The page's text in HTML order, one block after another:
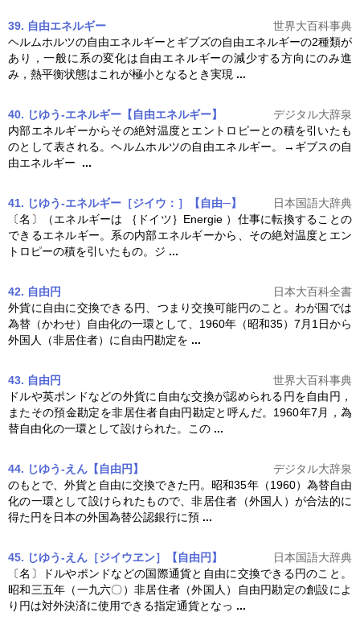
39. 自由エネルギー
世界大百科事典
ヘルムホルツの自由エネルギーとギブズの自由エネルギーの2種類が
あり，一般に系の変化は 自由エネルギーの減少する方向にのみ進
み，熱平衡状態はこれが極小となるとき実現 ...
40. じゆう‐エネルギー【自由エネルギー】
デジタル大辞泉
内部エネルギーからその絶対温度とエントロピーとの積を引いたも
のとして表される。ヘルムホルツの自由エネルギー。→ギブスの自
由エネルギー ...
41. じゆう‐エネルギー［ジイウ：］【自由─】
日本国語大辞典
〔名〕（エネルギーは ｛ドイツ｝Energie ）仕事に転換することの
できるエネルギー。系の内部エネルギーから、その絶対温度とエン
トロピーの積を引いたもの。ジ ...
42. 自由円
日本大百科全書
外貨に 自由に交換できる円、つまり交換可能円のこと。わが国では
為替（かわせ）
自由化の一環として、1960年（昭和35）7月1日から
外国人（非居住者）に 自由円勘定を ...
43. 自由円
世界大百科事典
ドルや英ポンドなどの外貨に 自由な交換が認められる円を自由円，
またその預金勘定を非居住者自由円勘定と呼んだ。1960年7月，為
替自由化の一環として設けられた。この ...
44. じゆう‐えん【自由円】
デジタル大辞泉
のもとで、外貨と 自由に交換できた円。昭和35年（1960）為替自由
化の一環として設けられたもので、非居住者（外国人）が合法的に
得た円を日本の外国為替公認銀行に預 ...
45. じゆう‐えん［ジイウヱン］【自由円】
日本国語大辞典
〔名〕ドルやポンドなどの国際通貨と 自由に交換できる円のこと。
昭和三五年（一九六〇）非居住者（外国人）
自由円勘定の創設によ
り円は対外決済に使用できる指定通貨となっ ...